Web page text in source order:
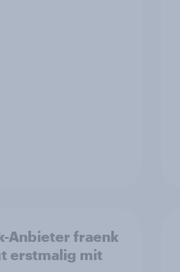
Anbieter fraenk
erstmalig mit